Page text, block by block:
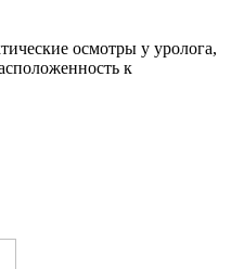
осмотры у уролога,
к